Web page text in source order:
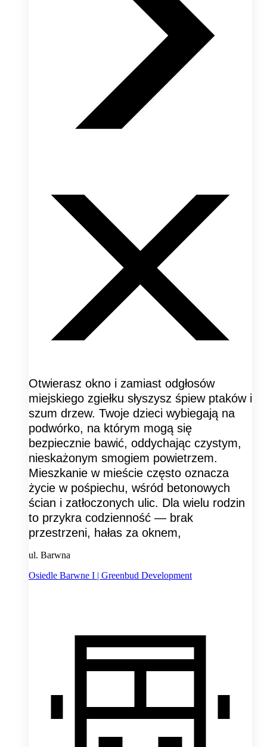
Otwierasz okno i zamiast odgłosów
miejskiego zgiełku słyszysz śpiew ptaków i
szum drzew. Twoje dzieci wybiegają na
podwórko, na którym mogą się
bezpiecznie bawić, oddychając czystym,
nieskażonym smogiem powietrzem.
Mieszkanie w mieście często oznacza
życie w pośpiechu, wśród betonowych
ścian i zatłoczonych ulic. Dla wielu rodzin
to przykra codzienność — brak
przestrzeni, hałas za oknem,
ul. Barwna
Osiedle Barwne I | Greenbud Development